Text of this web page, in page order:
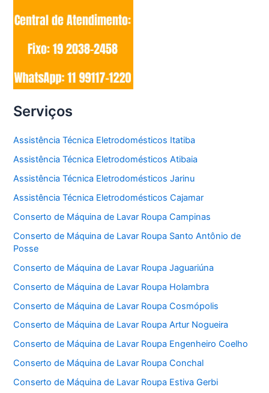
Serviços
Assistência Técnica Eletrodomésticos Itatiba
Assistência Técnica Eletrodomésticos Atibaia
Assistência Técnica Eletrodomésticos Jarinu
Assistência Técnica Eletrodomésticos Cajamar
Conserto de Máquina de Lavar Roupa Campinas
Conserto de Máquina de Lavar Roupa Santo Antônio de
Posse
Conserto de Máquina de Lavar Roupa Jaguariúna
Conserto de Máquina de Lavar Roupa Holambra
Conserto de Máquina de Lavar Roupa Cosmópolis
Conserto de Máquina de Lavar Roupa Artur Nogueira
Conserto de Máquina de Lavar Roupa Engenheiro Coelho
Conserto de Máquina de Lavar Roupa Conchal
Conserto de Máquina de Lavar Roupa Estiva Gerbi